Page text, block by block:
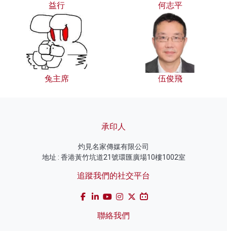
益行 何志平
兔主席 伍俊飛
承印人
灼見名家傳媒有限公司
地址 : 香港黃竹坑道21號環匯廣場10樓1002室
追蹤我們的社交平台
聯絡我們